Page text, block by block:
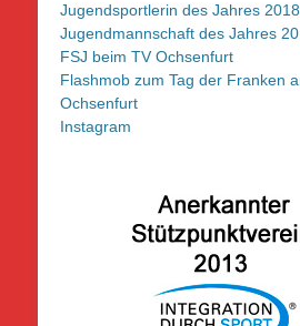
Jugendsportlerin des Jahres 2018
Jugendmannschaft des Jahres
FSJ beim TV Ochsenfurt
Flashmob zum Tag der Franken
Ochsenfurt
Instagram